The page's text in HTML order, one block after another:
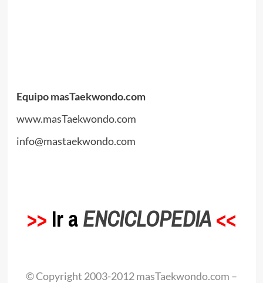
Equipo masTaekwondo.com
www.masTaekwondo.com
info@mastaekwondo.com
>> Ir aENCICLOPEDIA<<
© Copyright 2003-2012 masTaekwondo.com –